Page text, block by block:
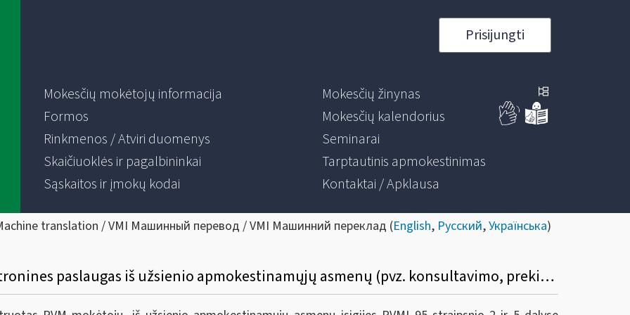
Prisijungti
Mokesčių mokėtojų informacija
Formos
Rinkmenos / Atviri duomenys
Skaičiuoklės ir pagalbininkai
Sąskaitos ir įmokų kodai
Mokesčių žinynas
Mokesčių kalendorius
Seminarai
Tarptautinis apmokestinimas
Kontaktai / Apklausa
translation / VMI Машинный перевод / VMI Машинний переклад (English, Русский,Українська)
Įsigyju kitas nei automatizuotas elektronines paslaugas iš užsienio apmokestinamųjų asmenų (pvz. konsultavimo, prekių transportavimo, programavimo, nekilnojamojo turto aptarnavimo ir kt.)